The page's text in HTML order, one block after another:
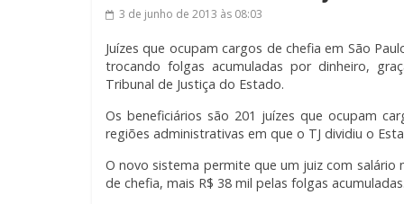
3 de junho de 2013 às 08:03
Juízes que ocupam cargos de chefia em São
trocando folgas acumuladas por dinheiro,
Tribunal de Justiça do Estado.
Os beneficiários são 201 juízes que ocupam
regiões administrativas em que o TJ dividiu o
O novo sistema permite que um juiz com salário
de chefia, mais R$ 38 mil pelas folgas acumuladas.